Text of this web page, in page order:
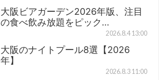
大阪ビアガーデン2026年版、注目
の食べ飲み放題をピック…
2026.8.4 13:00
大阪のナイトプール8選【2026
年】
2026.8.3 11:00